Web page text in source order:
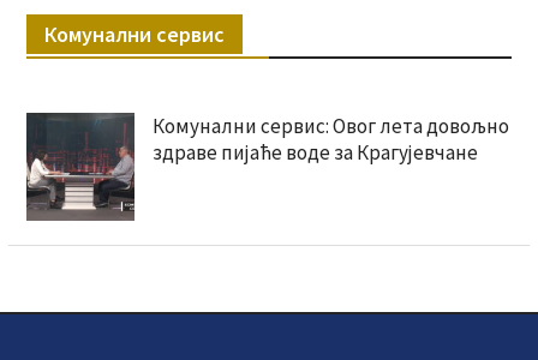
Комунални сервис
Комунални сервис: Овог лета довољно
здраве пијаће воде за Крагујевчане